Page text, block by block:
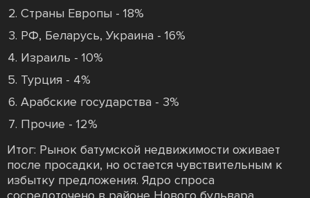
Страны Европы - 18%
РФ, Беларусь, Украина - 16%
Израиль - 10%
Турция - 4%
Арабские государства - 3%
Прочие - 12%
Итог: Рынок батумской недвижимости оживает
после просадки, но остается чувствительным к
избытку предложения. Ядро спроса